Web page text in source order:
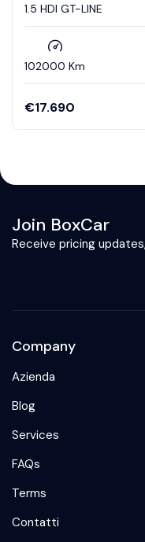
1.5 HDI GT-LINE
102000 Km
€17.690
Join BoxCar
Receive pricing
Company
Azienda
Blog
Services
FAQs
Terms
Contatti